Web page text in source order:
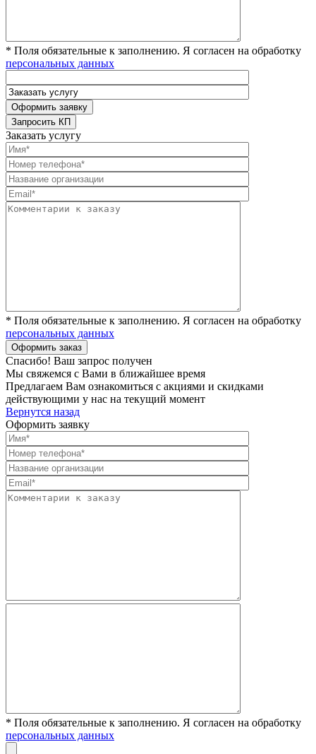
* Поля обязательные к заполнению. Я согласен на обработку
персональных данных
Заказать услугу
* Поля обязательные к заполнению. Я согласен на обработку
персональных данных
Спасибо! Ваш запрос получен
Мы свяжемся с Вами в ближайшее время
Предлагаем Вам ознакомиться с акциями и скидками
действующими у нас на текущий момент
Вернутся назад
Оформить заявку
* Поля обязательные к заполнению. Я согласен на обработку
персональных данных